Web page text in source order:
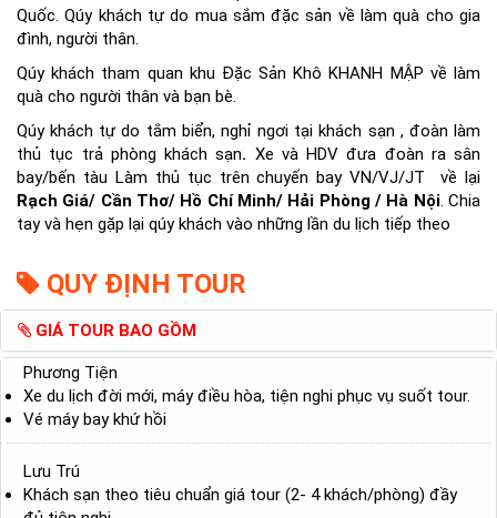
Quốc. Qúy khách tự do mua sắm đặc sản về làm quà cho gia
đình, người thân.
Qúy khách tham quan khu Đặc Sản Khô KHANH MẬP về làm
quà cho người thân và bạn bè.
Qúy khách tự do tắm biển, nghỉ ngơi tại khách sạn , đoàn làm
thủ tục trả phòng khách sạn. Xe và HDV đưa đoàn ra sân
bay/bến tàu Làm thủ tục trên chuyến bay VN/VJ/JT về lại
Rạch Giá/ Cần Thơ/ Hồ Chí Minh/ Hải Phòng / Hà Nội. Chia
tay và hẹn gặp lại qúy khách vào những lần du lịch tiếp theo
QUY ĐỊNH TOUR
GIÁ TOUR BAO GỒM
Phương Tiện
Xe du lịch đời mới, máy điều hòa, tiện nghi phục vụ suốt tour.
Vé máy bay khứ hồi
Lưu Trú
Khách sạn theo tiêu chuẩn giá tour (2- 4 khách/phòng) đầy